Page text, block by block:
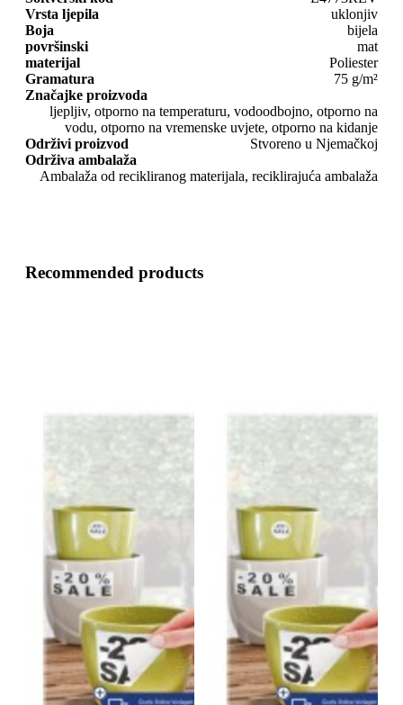
Vrsta ljepila
uklonjiv
Boja
bijela
površinski
mat
materijal
Poliester
Gramatura
75 g/m²
Značajke proizvoda
ljepljiv, otporno na temperaturu, vodoodbojno, otporno na
vodu, otporno na vremenske uvjete, otporno na kidanje
Održivi proizvod
Stvoreno u Njemačkoj
Održiva ambalaža
Ambalaža od recikliranog materijala, reciklirajuća ambalaža
Recommended products